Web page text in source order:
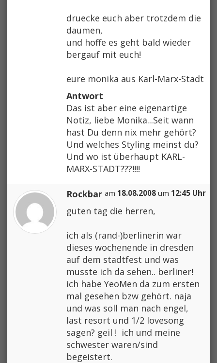
druecke euch aber trotzdem die
daumen,
und hoffe es geht bald wieder
bergauf mit euch!
eure monika aus Karl-Marx-Stadt
Antwort
Das ist aber eine eigenartige
Notiz, liebe Monika...Seit wann
hast Du denn nix mehr gehört?
Und welches Styling meinst du?
Und wo ist überhaupt KARL-
MARX-STADT???!!!!
Rockbar am 18.08.2008 um 12:45 Uhr
guten tag die herren,
ich als (rand-)berlinerin war
dieses wochenende in dresden
auf dem stadtfest und was
musste ich da sehen.. berliner!
ich habe YeoMen da zum ersten
mal gesehen bzw gehört. naja
und was soll man nach engel,
last resort und 1/2 lovesong
sagen? geil ! ich und meine
schwester waren/sind
begeistert.